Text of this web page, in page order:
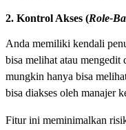
2. Kontrol Akses (Role-
Anda memiliki kendali
bisa melihat atau
mungkin hanya bisa
bisa diakses oleh manajer
Fitur ini meminimalkan